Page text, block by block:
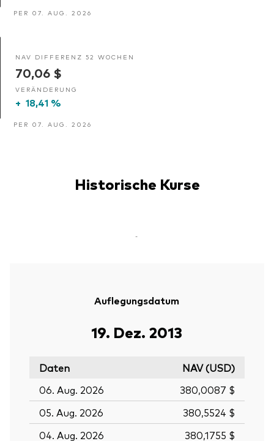
PER 07. AUG. 2026
NAV DIFFERENZ 52 WOCHEN
70,06 $
VERÄNDERUNG
+ 18,41 %
PER 07. AUG. 2026
Historische Kurse
-
Auflegungsdatum
19. Dez. 2013
Daten
NAV (USD)
06. Aug. 2026
380,0087 $
05. Aug. 2026
380,5524 $
04. Aug. 2026
380,1755 $